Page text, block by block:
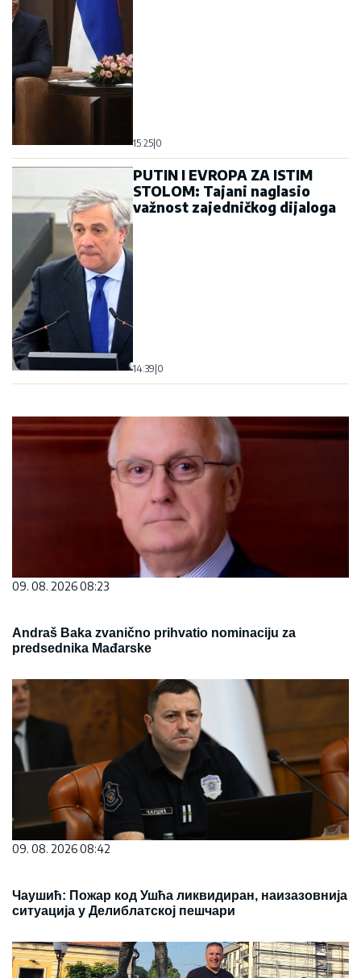
15:25 0
PUTIN I EVROPA ZA ISTIM
STOLOM: Tajani naglasio
važnost zajedničkog dijaloga
14:39 0
09. 08. 2026 08:23
Andraš Baka zvanično prihvatio nominaciju za
predsednika Mađarske
09. 08. 2026 08:42
Чаушић: Пожар код Ушћа ликвидиран, наизазовнија
ситуација у Делиблатској пешчари